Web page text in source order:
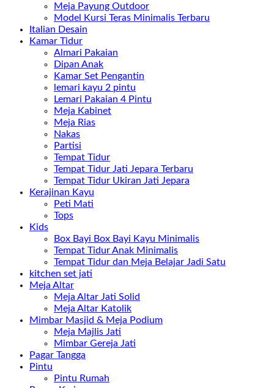
Meja Payung Outdoor
Model Kursi Teras Minimalis Terbaru
Italian Desain
Kamar Tidur
Almari Pakaian
Dipan Anak
Kamar Set Pengantin
lemari kayu 2 pintu
Lemari Pakaian 4 Pintu
Meja Kabinet
Meja Rias
Nakas
Partisi
Tempat Tidur
Tempat Tidur Jati Jepara Terbaru
Tempat Tidur Ukiran Jati Jepara
Kerajinan Kayu
Peti Mati
Tops
Kids
Box Bayi Box Bayi Kayu Minimalis
Tempat Tidur Anak Minimalis
Tempat Tidur dan Meja Belajar Jadi Satu
kitchen set jati
Meja Altar
Meja Altar Jati Solid
Meja Altar Katolik
Mimbar Masjid & Meja Podium
Meja Majlis Jati
Mimbar Gereja Jati
Pagar Tangga
Pintu
Pintu Rumah